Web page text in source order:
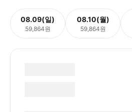
08.09(일)
59,864원
08.10(월)
59,864원